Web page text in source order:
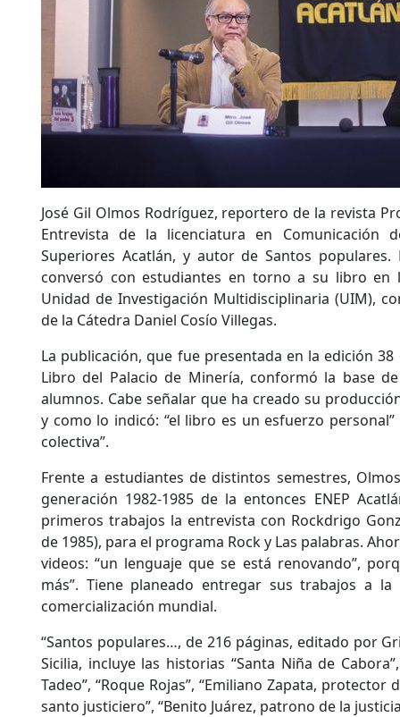
José Gil Olmos Rodríguez, reportero de la revista
Entrevista de la licenciatura en Comunicación
Superiores Acatlán, y autor de Santos
conversó con estudiantes en torno a su libro en
Unidad de Investigación Multidisciplinaria (UIM),
de la Cátedra Daniel Cosío Villegas.
La publicación, que fue presentada en la edición
Libro del Palacio de Minería, conformó la base
alumnos. Cabe señalar que ha creado su
y como lo indicó: “el libro es un esfuerzo
colectiva”.
Frente a estudiantes de distintos semestres,
generación 1982-1985 de la entonces ENEP
primeros trabajos la entrevista con Rockdrigo
de 1985), para el programa Rock y Las palabras.
videos: “un lenguaje que se está renovando”,
más”. Tiene planeado entregar sus trabajos a
comercialización mundial.
“Santos populares…, de 216 páginas, editado por
Sicilia, incluye las historias “Santa Niña de Cabora”,
Tadeo”, “Roque Rojas”, “Emiliano Zapata, protector
santo justiciero”, “Benito Juárez, patrono de la